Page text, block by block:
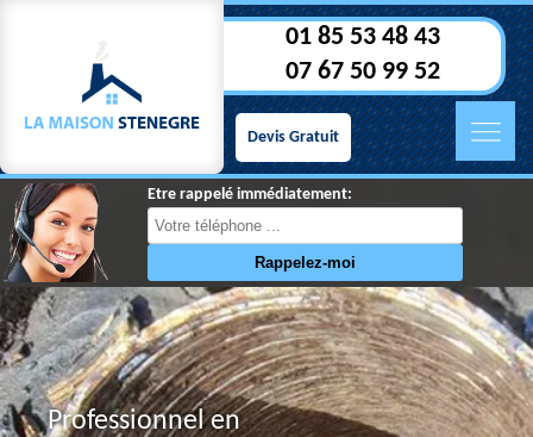
01 85 53 48 43
07 67 50 99 52
Devis Gratuit
Etre rappelé immédiatement:
Professionnel en